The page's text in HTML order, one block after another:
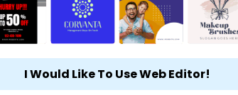
I Would Like To Use Web Editor!